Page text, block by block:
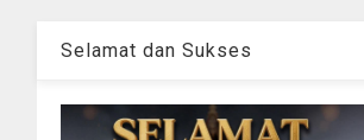
Selamat dan Sukses